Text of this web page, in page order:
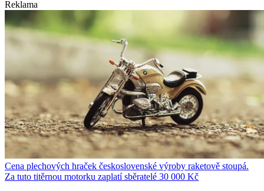
Reklama
Cena plechových hraček československé výroby raketově stoupá.
Za tuto titěrnou motorku zaplatí sběratelé 30 000 Kč